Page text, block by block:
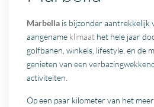
Marbella is bijzonder aantrekkelijk
aangename klimaat het hele jaar
golfbanen, winkels, lifestyle, en de
genieten van een
activiteiten.
Op een paar kilometer van het